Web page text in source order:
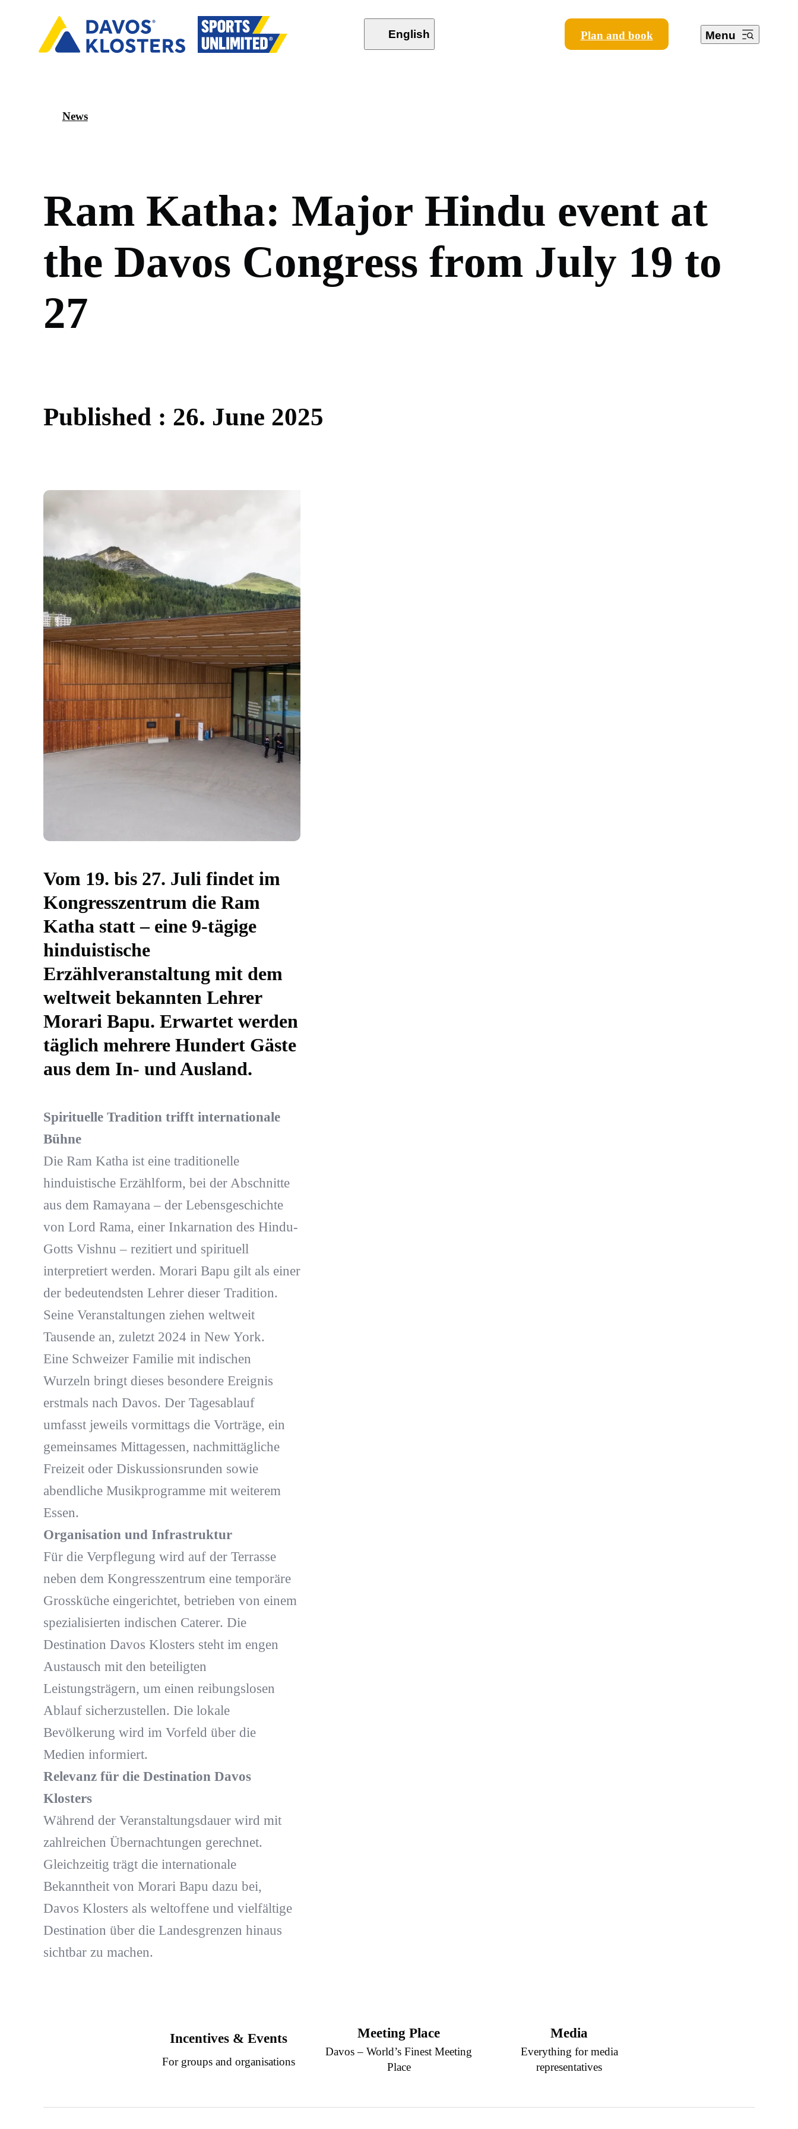
English Plan and book Menu
News
Ram Katha: Major Hindu event at
the Davos Congress from July 19 to
27
Published : 26. June 2025
Vom 19. bis 27. Juli findet im
Kongresszentrum die Ram
Katha statt – eine 9-tägige
hinduistische
Erzählveranstaltung mit dem
weltweit bekannten Lehrer
Morari Bapu. Erwartet werden
täglich mehrere Hundert Gäste
aus dem In- und Ausland.
Spirituelle Tradition trifft internationale
Bühne
Die Ram Katha ist eine traditionelle
hinduistische Erzählform, bei der Abschnitte
aus dem Ramayana – der Lebensgeschichte
von Lord Rama, einer Inkarnation des Hindu-
Gotts Vishnu – rezitiert und spirituell
interpretiert werden. Morari Bapu gilt als einer
der bedeutendsten Lehrer dieser Tradition.
Seine Veranstaltungen ziehen weltweit
Tausende an, zuletzt 2024 in New York.
Eine Schweizer Familie mit indischen
Wurzeln bringt dieses besondere Ereignis
erstmals nach Davos. Der Tagesablauf
umfasst jeweils vormittags die Vorträge, ein
gemeinsames Mittagessen, nachmittägliche
Freizeit oder Diskussionsrunden sowie
abendliche Musikprogramme mit weiterem
Essen.
Organisation und Infrastruktur
Für die Verpflegung wird auf der Terrasse
neben dem Kongresszentrum eine temporäre
Grossküche eingerichtet, betrieben von einem
spezialisierten indischen Caterer. Die
Destination Davos Klosters steht im engen
Austausch mit den beteiligten
Leistungsträgern, um einen reibungslosen
Ablauf sicherzustellen. Die lokale
Bevölkerung wird im Vorfeld über die
Medien informiert.
Relevanz für die Destination Davos
Klosters
Während der Veranstaltungsdauer wird mit
zahlreichen Übernachtungen gerechnet.
Gleichzeitig trägt die internationale
Bekanntheit von Morari Bapu dazu bei,
Davos Klosters als weltoffene und vielfältige
Destination über die Landesgrenzen hinaus
sichtbar zu machen.
Incentives & Events
For groups and organisations
Meeting Place
Davos – World’s Finest Meeting
Place
Media
Everything for media
representatives